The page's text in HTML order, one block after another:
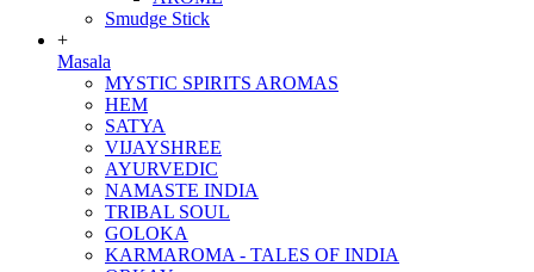
Smudge Stick
+
Masala
MYSTIC SPIRITS AROMAS
HEM
SATYA
VIJAYSHREE
AYURVEDIC
NAMASTE INDIA
TRIBAL SOUL
GOLOKA
KARMAROMA - TALES OF INDIA